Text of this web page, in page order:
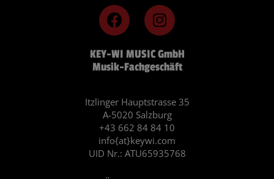
KEY-WI MUSIC GmbH
Musik-Fachgeschäft
Itzlinger Hauptstrasse 35
A-5020 Salzburg
+43 662 84 84 10
info{at}keywi.com
UID Nr.: ATU65935768
F
a
c
e
b
o
k
I
n
s
t
a
r
a
m